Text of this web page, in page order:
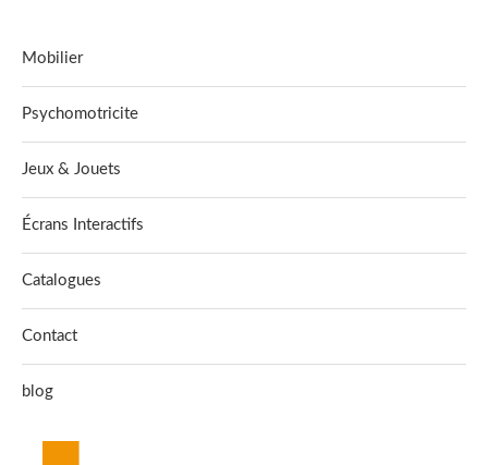
Mobilier
Psychomotricite
Jeux & Jouets
Écrans Interactifs
Catalogues
Contact
blog